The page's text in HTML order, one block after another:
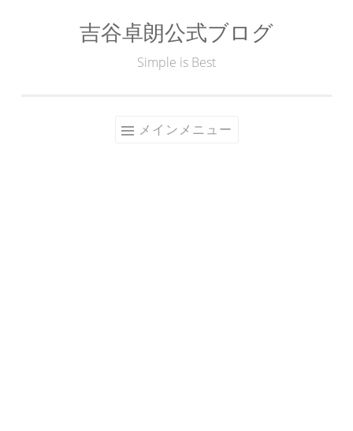
吉谷卓朗公式ブログ
Simple is Best
メインメニュー